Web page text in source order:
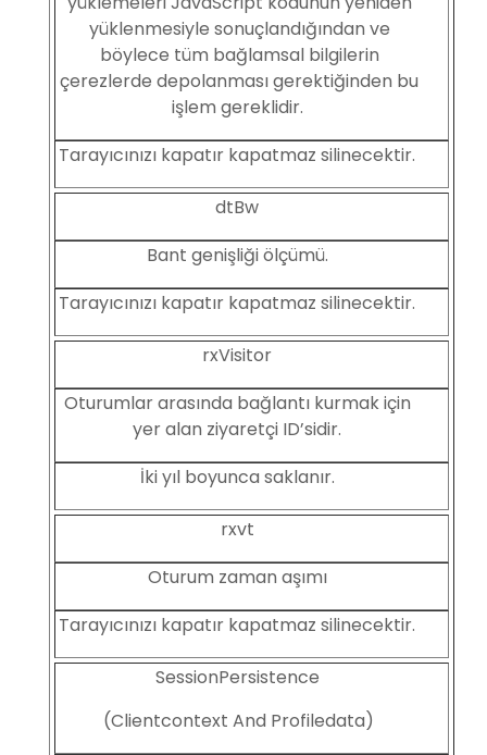
yüklenmesiyle sonuçlandığından ve
böylece tüm bağlamsal bilgilerin
çerezlerde depolanması gerektiğinden bu
işlem gereklidir.
Tarayıcınızı kapatır kapatmaz silinecektir.
dtBw
Bant genişliği ölçümü.
Tarayıcınızı kapatır kapatmaz silinecektir.
rxVisitor
Oturumlar arasında bağlantı kurmak için
yer alan ziyaretçi ID’sidir.
İki yıl boyunca saklanır.
rxvt
Oturum zaman aşımı
Tarayıcınızı kapatır kapatmaz silinecektir.
SessionPersistence
(Clientcontext And Profiledata)